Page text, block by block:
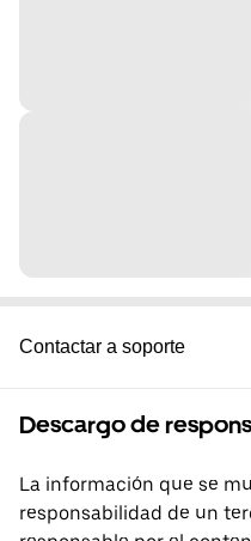
Contactar a soporte
Descargo de
La información que se
responsabilidad de un